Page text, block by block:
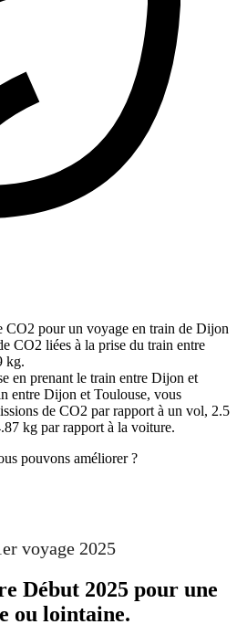
CO2 pour un voyage en train de Dijon
CO2 liées à la prise du train entre
kg.
en prenant le train entre Dijon et
entre Dijon et Toulouse, vous
de CO2 par rapport à un vol, 2.5
kg par rapport à la voiture.
pouvons améliorer ?
voyage 2025
Début 2025 pour une
ou lointaine.